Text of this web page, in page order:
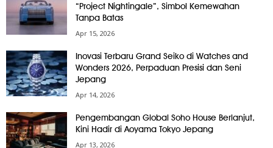
“Project Nightingale”, Simbol Kemewahan
Tanpa Batas
Apr 15, 2026
Inovasi Terbaru Grand Seiko di Watches and
Wonders 2026, Perpaduan Presisi dan Seni
Jepang
Apr 14, 2026
Pengembangan Global Soho House Berlanjut,
Kini Hadir di Aoyama Tokyo Jepang
Apr 13, 2026